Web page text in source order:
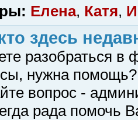
Елена, Катя,
здесь
разобраться в
нужна помощь?
вопрос -
рада помочь